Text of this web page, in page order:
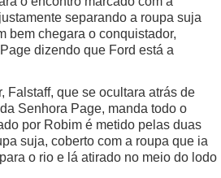
separando a roupa suja
bem chegara o conquistador,
dizendo que Ford está a
Falstaff, que se ocultara atrás de
Senhora Page, manda todo o
por Robim é metido pelas duas
suja, coberto com a roupa que ia
o rio e lá atirado no meio do lodo